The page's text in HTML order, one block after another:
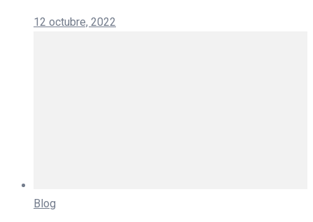
12 octubre, 2022
Blog